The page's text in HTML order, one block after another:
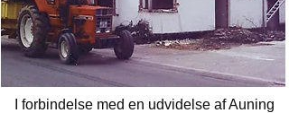
I forbindelse med en udvidelse af Auning